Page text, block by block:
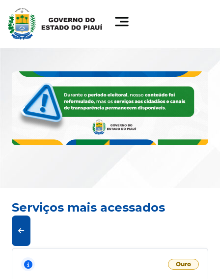
Serviços mais acessados
Ouro